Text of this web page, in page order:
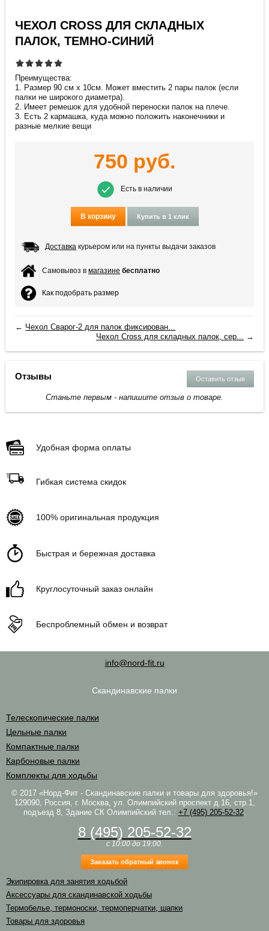
ЧЕХОЛ CROSS ДЛЯ СКЛАДНЫХ
ПАЛОК, ТЕМНО-СИНИЙ
Преимущества:
1. Размер 90 см х 10см. Может вместить 2 пары палок (если
палки не широкого диаметра).
2. Имеет ремешок для удобной переноски палок на плече.
3. Есть 2 кармашка, куда можно положить наконечники и
разные мелкие вещи
750 руб.
Есть в наличии
В корзину Купить в 1 клик
Доставка курьером или на пункты выдачи заказов
Самовывоз вмагазине бесплатно
Как подобрать размер
← Чехол Сварог-2 для палок фиксирован...
Чехол Cross для складных палок, сер... →
Оставить отзыв
Отзывы
Станьте первым - напишите отзыв о товаре.
Удобная форма оплаты
Гибкая система скидок
100% оригинальная продукция
Быстрая и бережная доставка
Круглосуточный заказ онлайн
Беспроблемный обмен и возврат
info@nord-fit.ru
Скандинавские палки
Телескопические палки
Цельные палки
Компактные палки
Карбоновые палки
Комплекты для ходьбы
© 2017 «Норд-Фит - Скандинавские палки и товары для здоровья!»
129090, Россия, г. Москва, ул. Олимпийский проспект д.16, стр.1,
подъезд 8, Здание СК Олимпийский тел.: +7 (495) 205-52-32.
8 (495) 205-52-32
c 10:00 до 19:00.
Заказать обратный звонок
Экипировка для занятия ходьбой
Аксессуары для скандинавской ходьбы
Термобелье, термоноски, термоперчатки, шапки
Товары для здоровья